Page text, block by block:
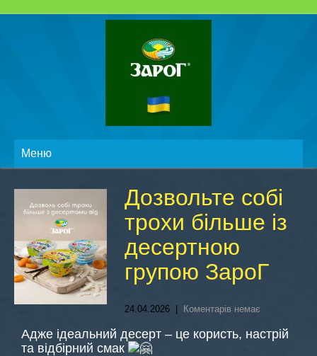
Меню
Дозвольте собі
трохи більше із
десертною
групою ЗароГ
24.04.2026 Коментарів немає
Адже ідеальний десерт – це користь, настрій
та відбірний смак